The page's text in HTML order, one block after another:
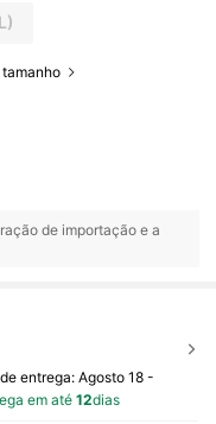
de importação e a
entrega: Agosto 18 -
em até 12dias